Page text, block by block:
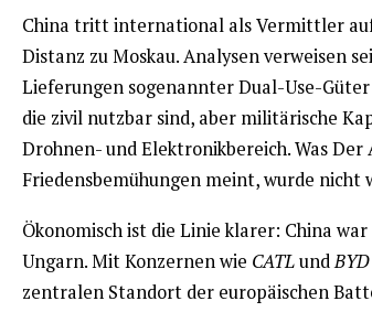
China tritt international als Vermittler
Distanz zu Moskau. Analysen verweisen
Lieferungen sogenannter Dual-Use-
die zivil nutzbar sind, aber militärische
Drohnen- und Elektronikbereich. Was
Friedensbemühungen meint, wurde nicht
Ökonomisch ist die Linie klarer: China
Ungarn. Mit Konzernen wie CATLundBYD
zentralen Standort der europäischen